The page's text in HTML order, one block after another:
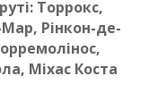
Торрокс,
Рінкон-де-
Міхас Коста